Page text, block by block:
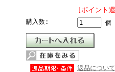
[ポイント
購入数: 個
返品につい